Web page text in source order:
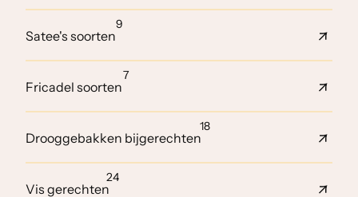
Satee's soorten
9
Fricadel soorten
7
Drooggebakken bijgerechten
18
Vis gerechten
24